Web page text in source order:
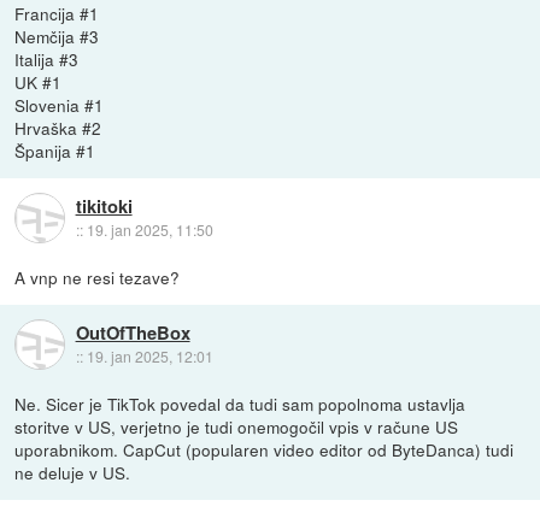
Francija #1
Nemčija #3
Italija #3
UK #1
Slovenia #1
Hrvaška #2
Španija #1
tikitoki
:: 19. jan 2025, 11:50
A vnp ne resi tezave?
OutOfTheBox
:: 19. jan 2025, 12:01
Ne. Sicer je TikTok povedal da tudi sam popolnoma ustavlja
storitve v US, verjetno je tudi onemogočil vpis v račune US
uporabnikom. CapCut (popularen video editor od ByteDanca) tudi
ne deluje v US.